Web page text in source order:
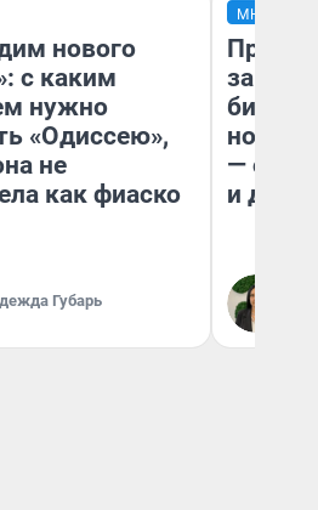
нового
с каким
нужно
«Одиссею»,
не
как фиаско
Губарь
МНЕНИЕ
новый
— он
и даже